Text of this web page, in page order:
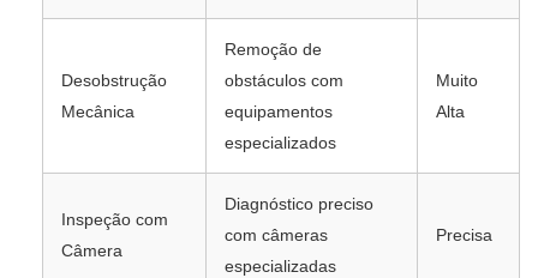
Desobstrução
Mecânica
Remoção de
obstáculos com
equipamentos
especializados
Muito
Alta
Inspeção com
Câmera
Diagnóstico preciso
com câmeras
especializadas
Precisa